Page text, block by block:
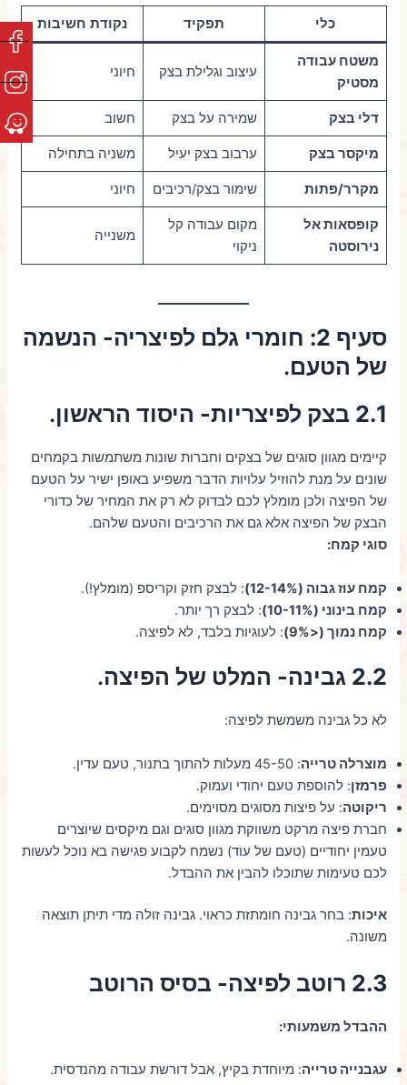
כלי תפקיד נקודת חשיבות
משטח עבודה
מסטיק
עיצוב וגלילת בצק חיוני
דלי בצק שמירה על בצק חשוב
מיקסר בצק ערבוב בצק יעיל משניה בתחילה
מקרר/פתות שימור בצק/רכיבים חיוני
קופסאות אל
נירוסטה
מקום עבודה קל
ניקוי
משנייה
סעיף 2: חומרי גלם לפיצריה- הנשמה
של הטעם.
2.1 בצק לפיצריות- היסוד הראשון
.
קיימים מגוון סוגים של בצקים וחברות שונות משתמשות בקמחים
שונים על מנת להוזיל עלויות הדבר משפיע באופן ישיר על הטעם
של הפיצה ולכן מומלץ לכם לבדוק לא רק את המחיר של כדורי
הבצק של הפיצה אלא גם את הרכיבים והטעם שלהם.
סוגי קמח:
קמח עוז גבוה (12-14%)
: לבצק חזק וקריספ (מומלץ!).
קמח בינוני (10-11%)
: לבצק רך יותר.
קמח נמוך (<9%)
: לעוגיות בלבד, לא לפיצה.
2.2 גבינה- המלט של הפיצה .
לא כל גבינה משמשת לפיצה:
מוצרלה טרייה: 45-50 מעלות להתוך בתנור, טעם עדין.
פרמזן: להוספת טעם יחודי ועמוק.
ריקוטה: על פיצות מסוגים מסוימים.
חברת פיצה מרקט משווקת מגוון סוגים וגם מיקסים שיוצרים
טעמין יחודיים (טעם של עוד) נשמח לקבוע פגישה בא נוכל לעשות
לכם טעימות שתוכלו להבין את ההבדל.
איכות: בחר גבינה חומתזת כראוי. גבינה זולה מדי תיתן תוצאה
משונה.
2.3 רוטב לפיצה- בסיס הרוטב
ההבדל משמעותי:
עגבנייה טרייה: מיוחדת בקיץ, אבל דורשת עבודה מהנדסית.